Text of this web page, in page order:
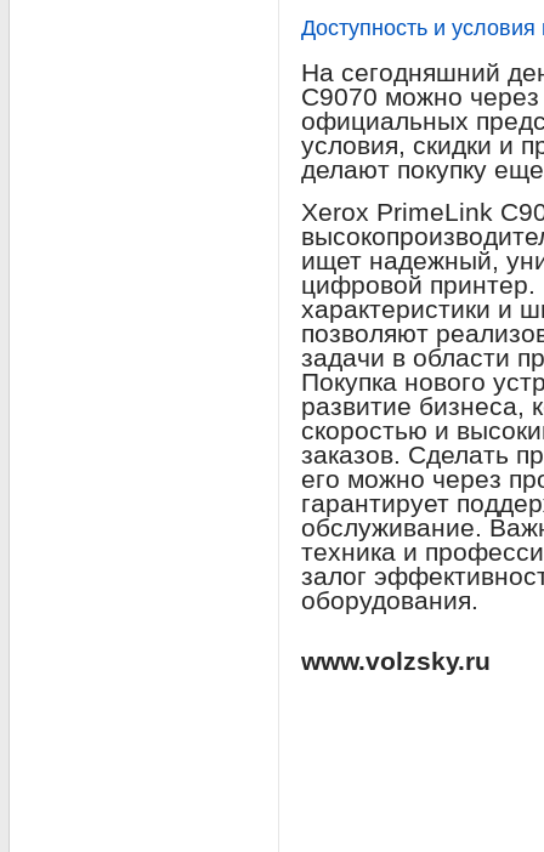
Доступность и условия
На сегодняшний
C9070 можно
официальных
условия, скидки и
делают покупку
Xerox PrimeLink
ищет надежный,
цифровой принтер.
характеристики и
позволяют
задачи в области
Покупка нового
развитие бизнеса,
скоростью и
заказов. Сделать
его можно через
гарантирует
обслуживание.
техника и
залог
оборудования.
www.volzsky.ru